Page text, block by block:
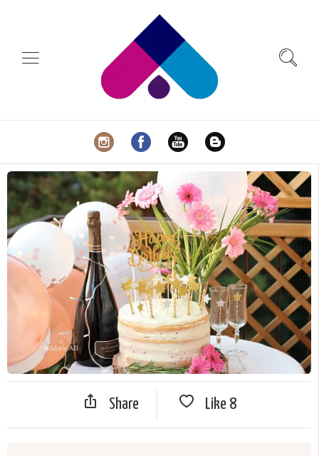
Share Like 8